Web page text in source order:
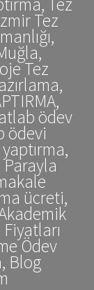
Tez
Tez
ödev
ödevi
Parayla
ücreti,
Ödev
Blog